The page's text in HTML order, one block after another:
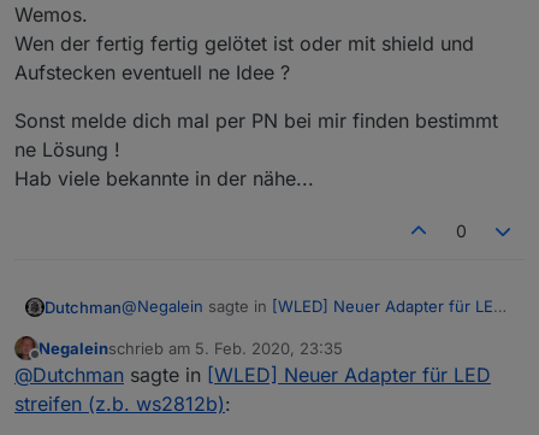
Wemos.
Wen der fertig fertig gelötet ist oder mit shield und
Aufstecken eventuell ne Idee ?
Sonst melde dich mal per PN bei mir finden bestimmt
ne Lösung !
Hab viele bekannte in der nähe...
0
Dutchman@Negalein sagte in [WLED] Neuer Adapter für LED
Gibts da wo was fertig zu kaufen?
Selbst machen ist zwecks Handicap nicht
möglich?
uff gute frage ich kenne nur die selbsbau Lösung
Offline
Negaleinschrieb am 5. Feb. 2020, 23:35
zuletzt editiert von
@Dutchman sagte in [WLED] Neuer Adapter für LED
streifen (z.b. ws2812b):